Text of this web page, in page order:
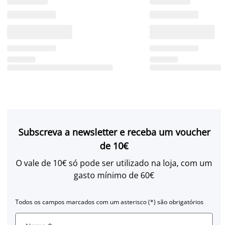
Subscreva a newsletter e receba um voucher
de 10€
O vale de 10€ só pode ser utilizado na loja, com um
gasto mínimo de 60€
Todos os campos marcados com um asterisco (*) são obrigatórios